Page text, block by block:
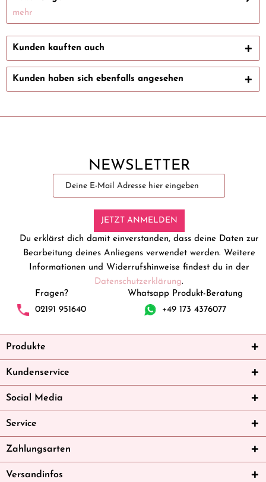
mehr
Kunden kauften auch
Kunden haben sich ebenfalls angesehen
NEWSLETTER
JETZT ANMELDEN
Du erklärst dich damit einverstanden, dass deine Daten zur
Bearbeitung deines Anliegens verwendet werden. Weitere
Informationen und Widerrufshinweise findest du in der
Datenschutzerklärung.
Fragen?
02191 951640
Whatsapp Produkt-Beratung
+49 173 4376077
Produkte
Kundenservice
Social Media
Service
Zahlungsarten
Versandinfos